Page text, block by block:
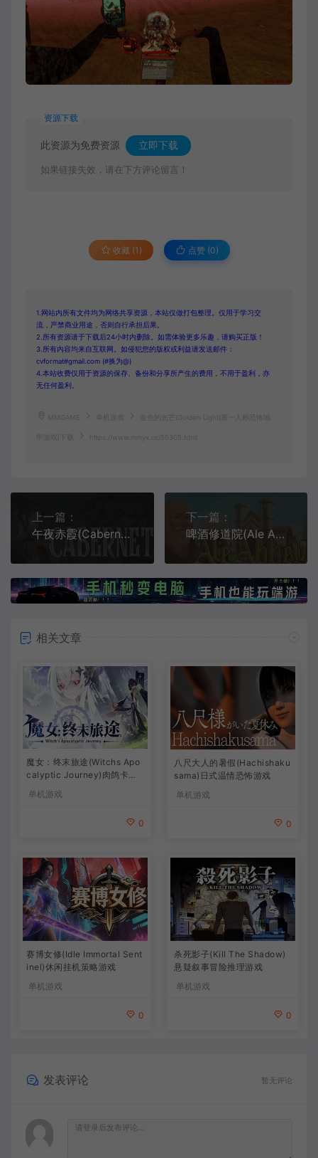
资源下载
此资源为免费资源 立即下载
如果链接失效，请在下方评论留言！
收藏 (1) 点赞 (0)
1.网站内所有文件均为网络共享资源，本站仅做打包整理。仅用于学习交
流，严禁商业用途，否则自行承担后果。
2.所有资源请于下载后24小时内删除。如需体验更多乐趣，请购买正版！
3.所有内容均来自互联网。如侵犯您的版权或利益请发送邮件：
cvformat#gmail.com (#换为@)
4.本站收费仅用于资源的保存、备份和分享所产生的费用，不用于盈利，亦
无任何盈利。
MMGAME 金色的光芒(Golden Light)第一人称恐怖地
牢游戏|下载 https://www.mmyx.cc/55305.html
上一篇：
午夜赤霞(Cabernet)19世纪2D剧情RPG游戏|下载
下一篇：
啤酒修道院(Ale Abbey)像素风模拟经营游戏|下载
相关文章
魔女：终末旅途(Witchs Apo
calyptic Journey)肉鸽卡牌
策略游戏
单机游戏
0
八尺大人的暑假(Hachishaku
sama)日式温情恐怖游戏
单机游戏
0
赛博女修(Idle Immortal Sent
inel)休闲挂机策略游戏
单机游戏
0
杀死影子(Kill The Shadow)
悬疑叙事冒险推理游戏
单机游戏
0
发表评论 暂无评论